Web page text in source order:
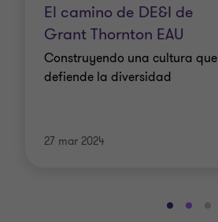
El camino de DE&I de
Grant Thornton EAU
Construyendo una cultura que
defiende la diversidad
27 mar 2024
Ir
Ir
Ir